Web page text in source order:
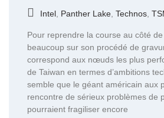
Intel Panther Lake Technos
Pour reprendre la course au côté
beaucoup sur son procédé de
correspond aux nœuds les plus
de Taiwan en termes d’ambitions
semble que le géant américain aux
rencontre de sérieux problèmes de
pourraient fragiliser encore